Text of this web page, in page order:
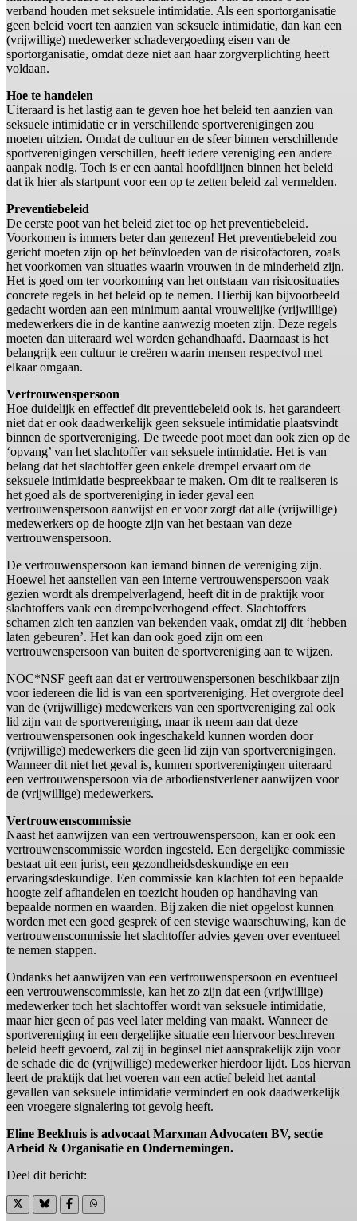
verband houden met seksuele intimidatie. Als een sportorganisatie
geen beleid voert ten aanzien van seksuele intimidatie, dan kan een
(vrijwillige) medewerker schadevergoeding eisen van de
sportorganisatie, omdat deze niet aan haar zorgverplichting heeft
voldaan.
Hoe te handelen
Uiteraard is het lastig aan te geven hoe het beleid ten aanzien van
seksuele intimidatie er in verschillende sportverenigingen zou
moeten uitzien. Omdat de cultuur en de sfeer binnen verschillende
sportverenigingen verschillen, heeft iedere vereniging een andere
aanpak nodig. Toch is er een aantal hoofdlijnen binnen het beleid
dat ik hier als startpunt voor een op te zetten beleid zal vermelden.
Preventiebeleid
De eerste poot van het beleid ziet toe op het preventiebeleid.
Voorkomen is immers beter dan genezen! Het preventiebeleid zou
gericht moeten zijn op het beïnvloeden van de risicofactoren, zoals
het voorkomen van situaties waarin vrouwen in de minderheid zijn.
Het is goed om ter voorkoming van het ontstaan van risicosituaties
concrete regels in het beleid op te nemen. Hierbij kan bijvoorbeeld
gedacht worden aan een minimum aantal vrouwelijke (vrijwillige)
medewerkers die in de kantine aanwezig moeten zijn. Deze regels
moeten dan uiteraard wel worden gehandhaafd. Daarnaast is het
belangrijk een cultuur te creëren waarin mensen respectvol met
elkaar omgaan.
Vertrouwenspersoon
Hoe duidelijk en effectief dit preventiebeleid ook is, het garandeert
niet dat er ook daadwerkelijk geen seksuele intimidatie plaatsvindt
binnen de sportvereniging. De tweede poot moet dan ook zien op de
‘opvang’ van het slachtoffer van seksuele intimidatie. Het is van
belang dat het slachtoffer geen enkele drempel ervaart om de
seksuele intimidatie bespreekbaar te maken. Om dit te realiseren is
het goed als de sportvereniging in ieder geval een
vertrouwenspersoon aanwijst en er voor zorgt dat alle (vrijwillige)
medewerkers op de hoogte zijn van het bestaan van deze
vertrouwenspersoon.
De vertrouwenspersoon kan iemand binnen de vereniging zijn.
Hoewel het aanstellen van een interne vertrouwenspersoon vaak
gezien wordt als drempelverlagend, heeft dit in de praktijk voor
slachtoffers vaak een drempelverhogend effect. Slachtoffers
schamen zich ten aanzien van bekenden vaak, omdat zij dit ‘hebben
laten gebeuren’. Het kan dan ook goed zijn om een
vertrouwenspersoon van buiten de sportvereniging aan te wijzen.
NOC*NSF geeft aan dat er vertrouwenspersonen beschikbaar zijn
voor iedereen die lid is van een sportvereniging. Het overgrote deel
van de (vrijwillige) medewerkers van een sportvereniging zal ook
lid zijn van de sportvereniging, maar ik neem aan dat deze
vertrouwenspersonen ook ingeschakeld kunnen worden door
(vrijwillige) medewerkers die geen lid zijn van sportverenigingen.
Wanneer dit niet het geval is, kunnen sportverenigingen uiteraard
een vertrouwenspersoon via de arbodienstverlener aanwijzen voor
de (vrijwillige) medewerkers.
Vertrouwenscommissie
Naast het aanwijzen van een vertrouwenspersoon, kan er ook een
vertrouwenscommissie worden ingesteld. Een dergelijke commissie
bestaat uit een jurist, een gezondheidsdeskundige en een
ervaringsdeskundige. Een commissie kan klachten tot een bepaalde
hoogte zelf afhandelen en toezicht houden op handhaving van
bepaalde normen en waarden. Bij zaken die niet opgelost kunnen
worden met een goed gesprek of een stevige waarschuwing, kan de
vertrouwenscommissie het slachtoffer advies geven over eventueel
te nemen stappen.
Ondanks het aanwijzen van een vertrouwenspersoon en eventueel
een vertrouwenscommissie, kan het zo zijn dat een (vrijwillige)
medewerker toch het slachtoffer wordt van seksuele intimidatie,
maar hier geen of pas veel later melding van maakt. Wanneer de
sportvereniging in een dergelijke situatie een hiervoor beschreven
beleid heeft gevoerd, zal zij in beginsel niet aansprakelijk zijn voor
de schade die de (vrijwillige) medewerker hierdoor lijdt. Los hiervan
leert de praktijk dat het voeren van een actief beleid het aantal
gevallen van seksuele intimidatie vermindert en ook daadwerkelijk
een vroegere signalering tot gevolg heeft.
Eline Beekhuis is advocaat Marxman Advocaten BV, sectie
Arbeid & Organisatie en Ondernemingen.
Deel dit bericht: